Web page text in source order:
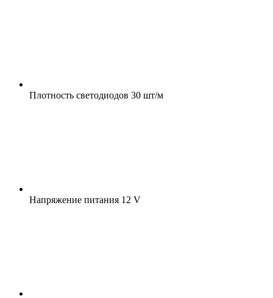
Плотность светодиодов 30 шт/м
Напряжение питания 12 V